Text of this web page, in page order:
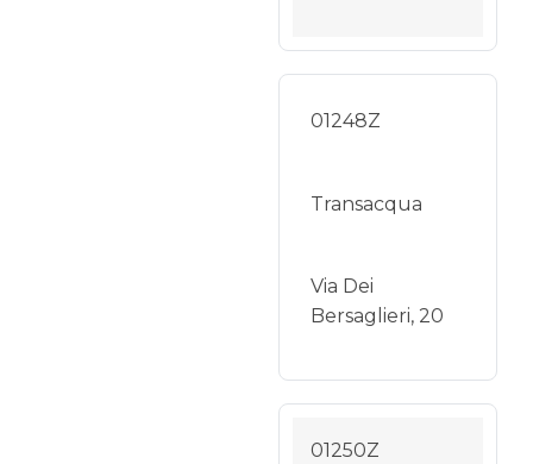
01248Z
Transacqua
Via Dei
Bersaglieri, 20
01250Z